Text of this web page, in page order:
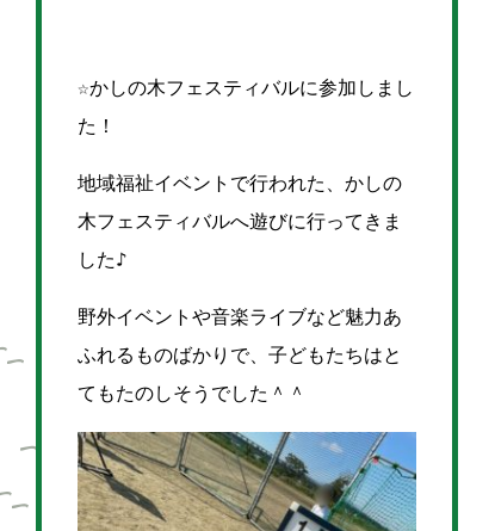
☆かしの木フェスティバルに参加しまし
た！
地域福祉イベントで行われた、かしの
木フェスティバルへ遊びに行ってきま
した♪
野外イベントや音楽ライブなど魅力あ
ふれるものばかりで、子どもたちはと
てもたのしそうでした＾＾